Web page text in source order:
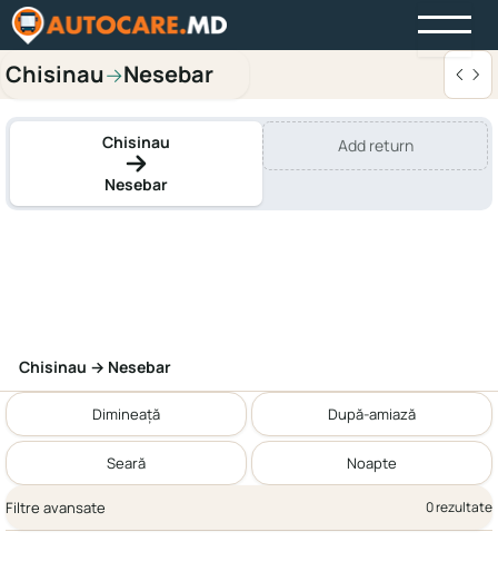
Chisinau→Nesebar
Chisinau
Nesebar
Add return
Chisinau → Nesebar
Dimineață După-amiază
Seară Noapte
Filtre avansate 0 rezultate